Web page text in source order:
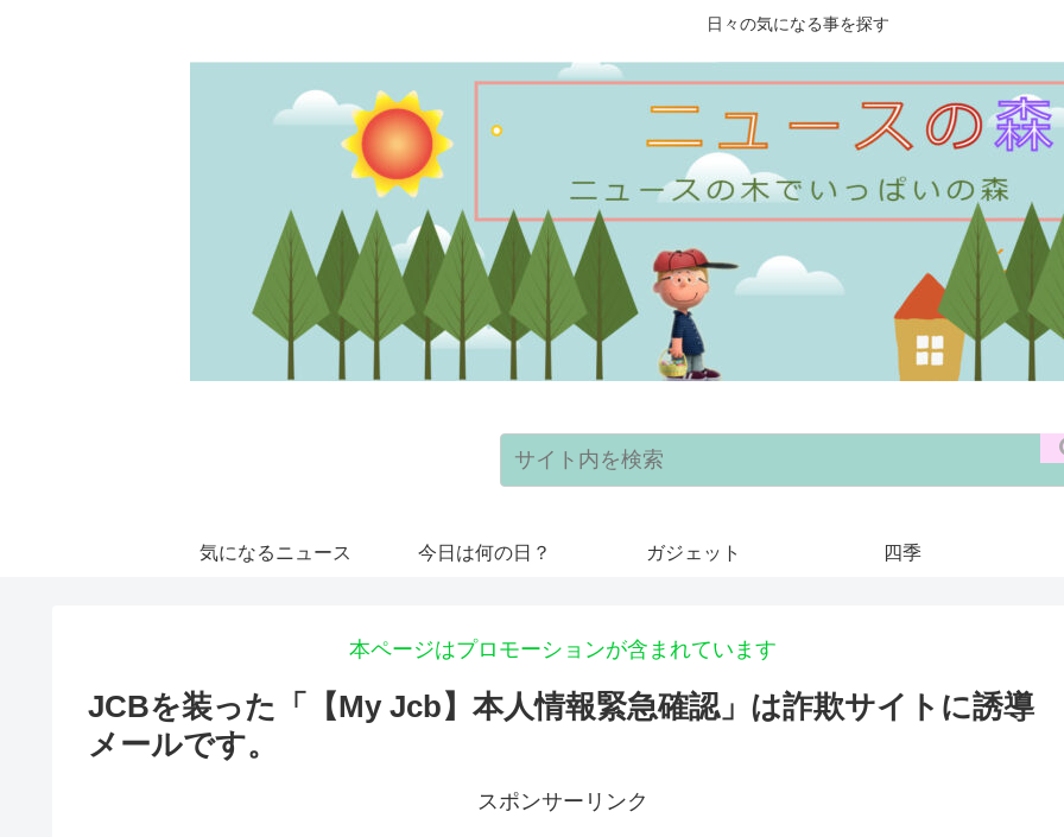
日々の気になる事を探す
気になるニュース 今日は何の日？ ガジェット 四季
本ページはプロモーションが含まれています
JCBを装った「【My Jcb】本人情報緊急確認」は詐欺サイトに誘導
メールです。
スポンサーリンク